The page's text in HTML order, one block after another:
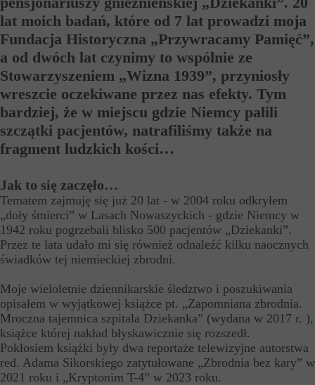
lat moich badań, które od 7 lat prowadzi moja
Fundacja Historyczna „Przywracamy Pamięć”,
a od dwóch lat czynimy to wspólnie ze
Stowarzyszeniem „Wizna 1939”, przyniosły
wreszcie oczekiwane przez nas efekty. Tym
bardziej, że w miejscu gdzie Niemcy palili
szczątki pacjentów, natrafiliśmy także na
fragment ludzkich kości…
Jak to się zaczęło…
Tematem zajmuję się już 20 lat - w 2004 roku odkryłem
„doły śmierci” w Lasach Nowaszyckich - gdzie Niemcy w
1942 roku pogrzebali blisko 500 pacjentów „Dziekanki”.
Przez te lata udało mi się również odnaleźć kilku naocznych
świadków tej niemieckiej zbrodni.
Moje wieloletnie dziennikarskie śledztwo i poszukiwania
opisałem w wyjątkowej książce pt. „Zapomniana zbrodnia.
Mroczna tajemnica szpitala Dziekanka” (wydana w 2017 r. ),
książce której nakład błyskawicznie się rozszedł.
Pokłosiem książki były dwa reportaże telewizyjne autorstwa
red. Adama Sikorskiego zatytułowane „Zbrodnia bez kary” w
2021 roku i „Kryptonim T-4” w 2023 roku.